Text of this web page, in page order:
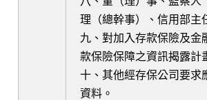
理（總幹事）、信用部主
九、對加入存款保險及金
款保險保障之資訊揭露計
十、其他經存保公司要求
資料。